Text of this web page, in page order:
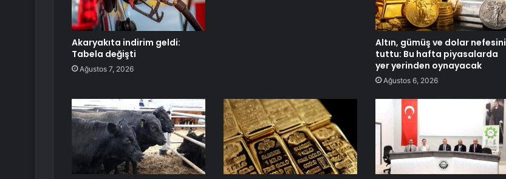
Akaryakıta indirim geldi:
Tabela değişti
Ağustos 7, 2026
Altın, gümüş ve dolar nefesini
tuttu: Bu hafta piyasalarda
yer yerinden oynayacak
Ağustos 6, 2026